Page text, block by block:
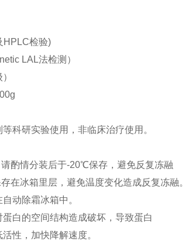
HPLC检验)
LAL法检测）
科研实验使用，非临床治疗使用。
酌情分装后于-20℃保存，避免反复冻融
在冰箱里层，避免温度变化造成反复冻融
动除霜冰箱中。
白的空间结构造成破坏，导致蛋白
性，加快降解速度。